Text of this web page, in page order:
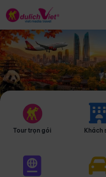
Tour trọn gói Khách